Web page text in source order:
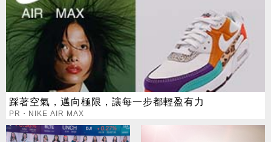
踩著空氣，邁向極限，讓每一步都輕盈有力
PR・NIKE AIR MAX